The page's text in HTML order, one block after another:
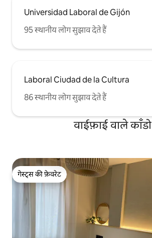
Universidad Laboral de Gijón
95 स्थानीय लोग सुझाव देते हैं
Laboral Ciudad de la Cultura
86 स्थानीय लोग सुझाव देते हैं
वाईफ़ाई वाले काँडो
गेस्ट्स की फ़ेवरेट
गेस्ट्स की फ़ेवरेट